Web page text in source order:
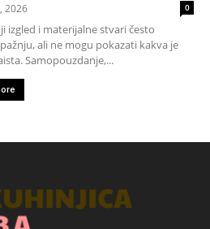
2026 0
izgled i materijalne stvari često
ali ne mogu pokazati kakva je
Samopouzdanje,...